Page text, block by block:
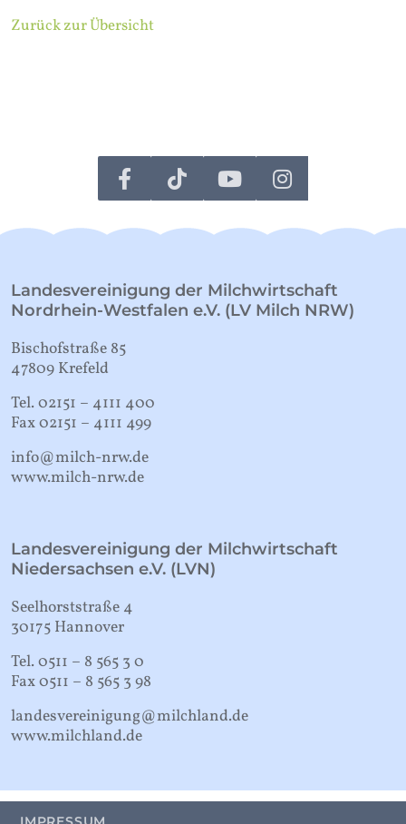
Zurück zur Übersicht
Landesvereinigung der Milchwirtschaft
Nordrhein-Westfalen e.V. (LV Milch NRW)
Bischofstraße 85
47809 Krefeld
Tel. 02151 – 4111 400
Fax 02151 – 4111 499
info@milch-nrw.de
www.milch-nrw.de
Landesvereinigung der Milchwirtschaft
Niedersachsen e.V. (LVN)
Seelhorststraße 4
30175 Hannover
Tel. 0511 – 8 565 3 0
Fax 0511 – 8 565 3 98
landesvereinigung@milchland.de
www.milchland.de